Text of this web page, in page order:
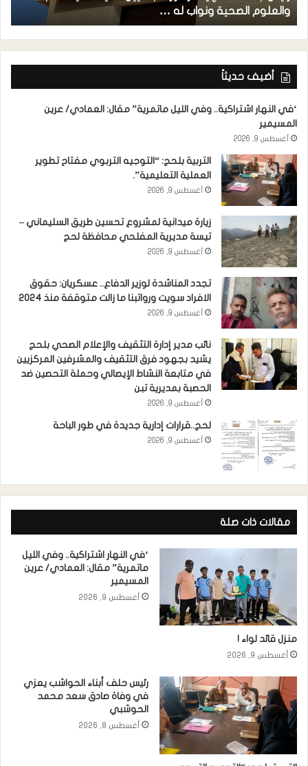
والعلوم الصحية ونواب له …
أضيف حديثاً
‘في النهار اشتراكية.. وفي الليل ماتمرية” مقال: العمادي/ عرين
المسيمير
أغسطس 9, 2026
التربية بلحج: “التوجيه التربوي مفتاح تطوير
العملية التعليمية”.
أغسطس 9, 2026
زيارة ميدانية لمشروع تحسين طريق السليماني –
تيسة مديرية المفلحي محافظة لحج
أغسطس 9, 2026
تجدد المناشدة لوزير الدفاع.. عسكريان: حقوق
الافراد سويت ورواتبنا ما زالت متوقفة منذ 2024
أغسطس 9, 2026
نائب مدير إدارة التثقيف والإعلام الصحي بلحج
يشيد بجهود فرق التثقيف والمشرفين المركزيين
في متابعة النشاط الإيصالي وحملة التحصين ضد
الحصبة بمديرية تبن
أغسطس 9, 2026
لحج..قرارات إدارية جديدة في طور الباحة
أغسطس 9, 2026
مقالات ذات صلة
منزل قائد لواء !
أغسطس 9, 2026
‘في النهار اشتراكية.. وفي الليل
ماتمرية” مقال: العمادي/ عرين
المسيمير
أغسطس 9, 2026
رئيس حلف أبناء الحواشب يعزي
في وفاة صادق سعد محمد
الحوشبي
أغسطس 8, 2026